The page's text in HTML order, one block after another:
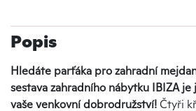
Popis
Hledáte parťáka pro zahradní
sestava zahradního nábytku IBIZA
vaše venkovní dobrodružství! Čtyři